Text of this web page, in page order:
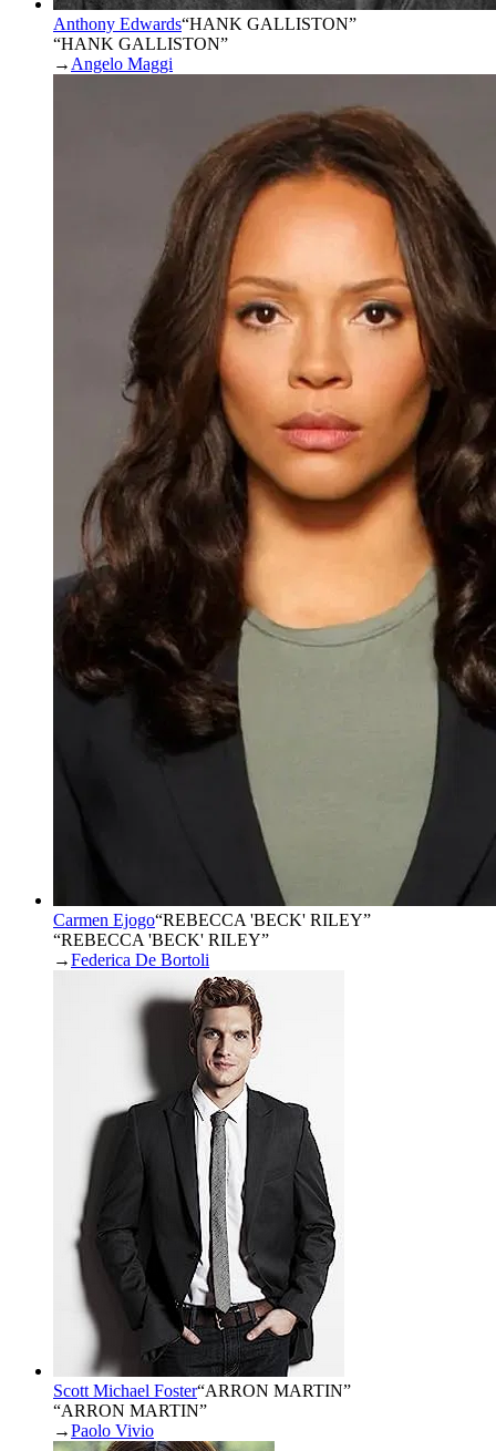
Anthony Edwards“HANK GALLISTON”
“HANK GALLISTON”
→ Angelo Maggi
Carmen Ejogo“REBECCA 'BECK' RILEY”
“REBECCA 'BECK' RILEY”
→Federica De Bortoli
Scott Michael Foster“ARRON MARTIN”
“ARRON MARTIN”
→Paolo Vivio